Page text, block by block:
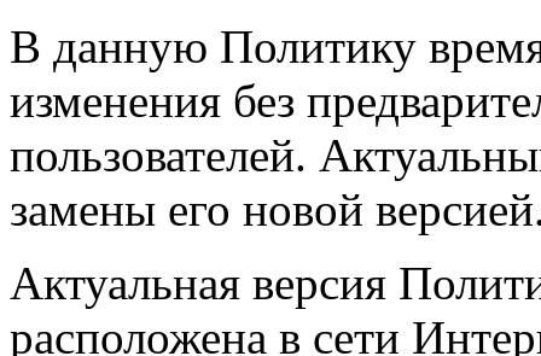
В данную Политику
изменения без
пользователей.
замены его новой
Актуальная версия
расположена в сети